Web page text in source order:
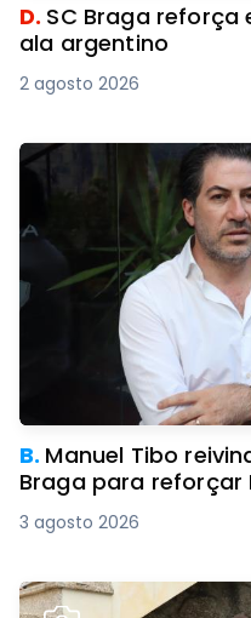
D. SC Braga
ala argentino
2 agosto 2026
B. Manuel Tibo
Braga para reforçar
3 agosto 2026